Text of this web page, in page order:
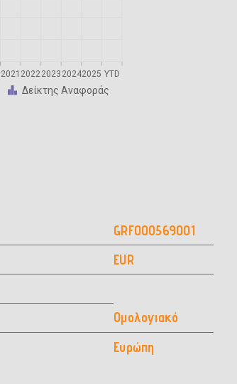
2021 2022 2023 20242025 YTD
Δείκτης Αναφοράς
GRF000569001
EUR
Ομολογιακό
Ευρώπη